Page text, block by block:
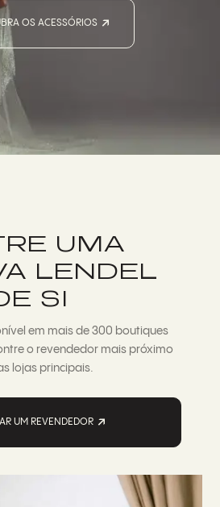
OS ACESSÓRIOS
UMA
LENDEL
SI
em mais de 300 boutiques
o revendedor mais próximo
lojas principais.
UM REVENDEDOR